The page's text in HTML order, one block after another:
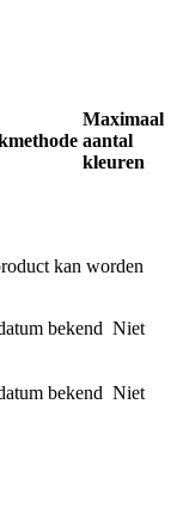
Maximaal
aantal
kleuren
kan worden
bekend Niet
bekend Niet